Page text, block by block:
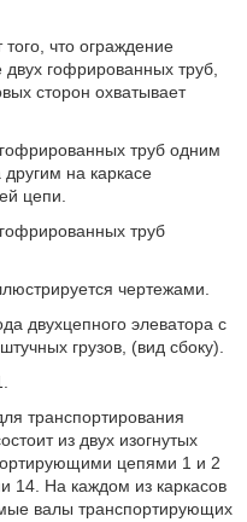
того, что ограждение
гофрированных труб,
сторон охватывает
труб одним
на каркасе
цепи.
труб
чертежами.
двухцепного элеватора с
грузов, (вид сбоку).
транспортирования
из двух изогнутых
цепями 1 и 2
14. На каждом из каркасов
валы транспортирующих